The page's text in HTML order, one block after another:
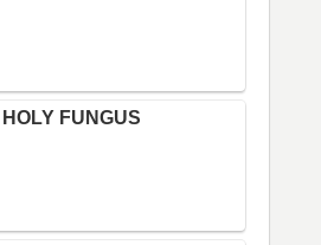
HOLY FUNGUS